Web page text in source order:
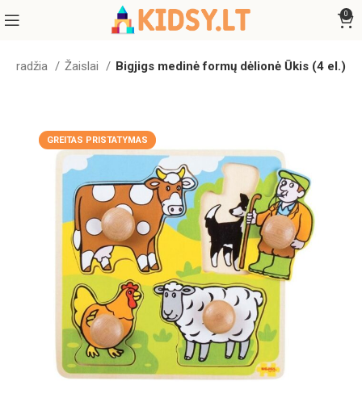
0
Pradžia Žaislai Bigjigs medinė formų dėlionė Ūkis (4 el.)
GREITAS PRISTATYMAS